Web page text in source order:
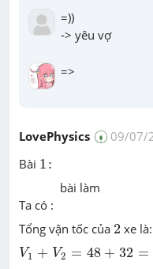
=))
-> yêu vợ
=>
LovePhysics
09/07/
Bài 1:
1 :
bài làm
Ta có :
Tổng vận tốc của 2
2 xe là:
V1 + V2 = 48 + 32 =
V1 + 2= 48 +32 = 80( k